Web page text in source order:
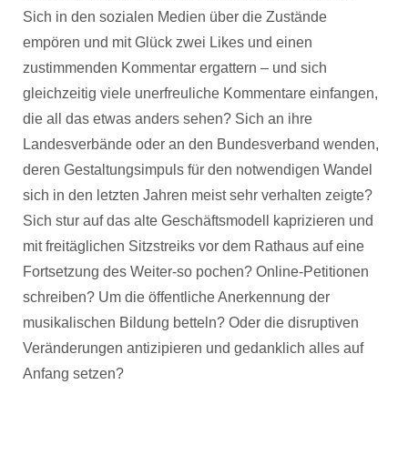
Sich in den sozialen Medien über die Zustände
empören und mit Glück zwei Likes und einen
zustimmenden Kommentar ergattern – und sich
gleichzeitig viele unerfreuliche Kommentare einfangen,
die all das etwas anders sehen? Sich an ihre
Landesverbände oder an den Bundesverband wenden,
deren Gestaltungsimpuls für den notwendigen Wandel
sich in den letzten Jahren meist sehr verhalten zeigte?
Sich stur auf das alte Geschäftsmodell kaprizieren und
mit freitäglichen Sitzstreiks vor dem Rathaus auf eine
Fortsetzung des Weiter-so pochen? Online-Petitionen
schreiben? Um die öffentliche Anerkennung der
musikalischen Bildung betteln? Oder die disruptiven
Veränderungen antizipieren und gedanklich alles auf
Anfang setzen?